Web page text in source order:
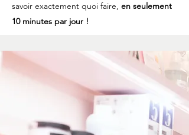
savoir exactement quoi faire, en seulement
10 minutes par jour !